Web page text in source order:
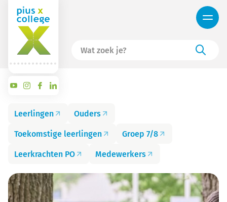
Leerlingen Ouders
Toekomstige leerlingen Groep 7/8
Leerkrachten PO Medewerkers